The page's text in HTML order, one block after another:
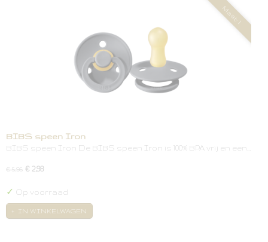
Maat: 1
BIBS speen Iron
BIBS speen Iron De BIBS speen Iron is 100% BPA vrij en een…
€ 5,95 € 2,98
✓ Op voorraad
IN WINKELWAGEN